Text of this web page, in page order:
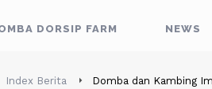
DORSIP FARM NEWS
Index Berita Domba dan Kambing